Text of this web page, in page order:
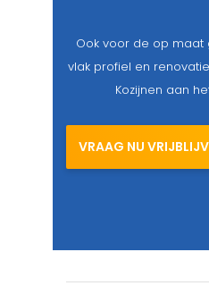
Ook voor de op maat
vlak profiel en
Kozijnen aan
VRAAG NU